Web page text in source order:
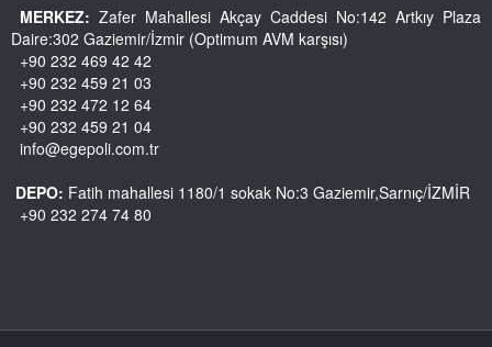
MERKEZ: Zafer Mahallesi Akçay Caddesi No:142 Artkıy Plaza
Daire:302 Gaziemir/İzmir (Optimum AVM karşısı)
+90 232 469 42 42
+90 232 459 21 03
+90 232 472 12 64
+90 232 459 21 04
info@egepoli.com.tr
DEPO: Fatih mahallesi 1180/1 sokak No:3 Gaziemir,Sarnıç/İZMİR
+90 232 274 74 80